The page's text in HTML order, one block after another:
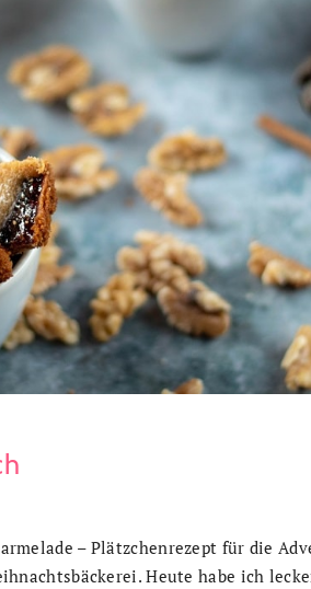
– Plätzchenrezept für die
Heute habe ich